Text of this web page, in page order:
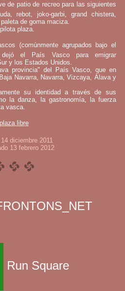
de patio de recreo para las siguientes
rebot, joko-garbi, grand chistera,
de goma maciza.
plaza.
(comúnmente agrupados bajo el
dejó el País Vasco para emigrar
y los Estados Unidos.
provincia" del País Vasco, que en
Navarra, Navarra, Vizcaya, Álava y
su identidad a través de sus
la danza, la gastronomía, la fuerza
vasca.
libre
diciembre 2011
13 febrero 2012
Run Square